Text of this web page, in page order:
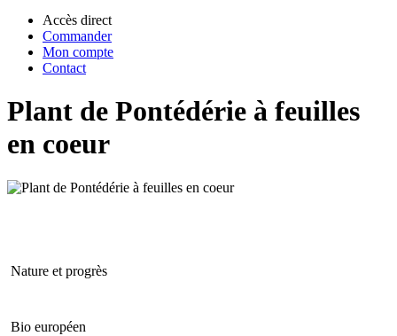
Accès direct
Commander
Mon compte
Contact
Plant de Pontédérie à feuilles
en coeur
Nature et progrès
Bio européen